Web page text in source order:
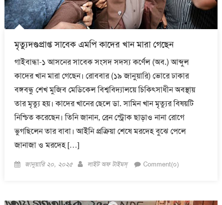
মৃত্যুদণ্ডপ্রাপ্ত সাবেক এমপি কাদের খান মারা গেছেন
গাইবান্ধা-১ আসনের সাবেক সংসদ সদস্য কর্ণেল (অব.) আব্দুল
কাদের খান মারা গেছেন। রোববার (১৯ জানুয়ারি) ভোরে ঢাকার
বঙ্গবন্ধু শেখ মুজিব মেডিকেল বিশ্ববিদ্যালয়ে চিকিৎসাধীন অবস্থায়
তার মৃত্যু হয়। কাদের খানের ছেলে ডা. সামিন খান মৃত্যুর বিষয়টি
নিশ্চিত করেছেন। তিনি জানান, ব্রেন স্ট্রোক ছাড়াও নানা রোগে
ভুগছিলেন তার বাবা। আইনি প্রক্রিয়া শেষে মরদেহ বুঝে পেলে
জানাজা ও মরদেহ […]
Posted
জানুয়ারি ২০, ২০২৫ Author
লাইট অফ টাইমস্ Comment(০)